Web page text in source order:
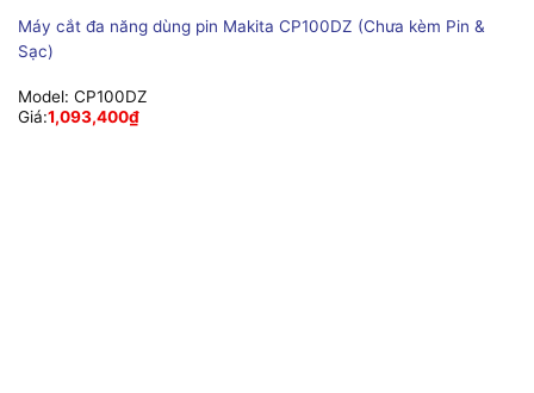
Máy cắt đa năng dùng pin Makita CP100DZ (Chưa kèm Pin &
Sạc)
Model: CP100DZ
Giá:1,093,400₫